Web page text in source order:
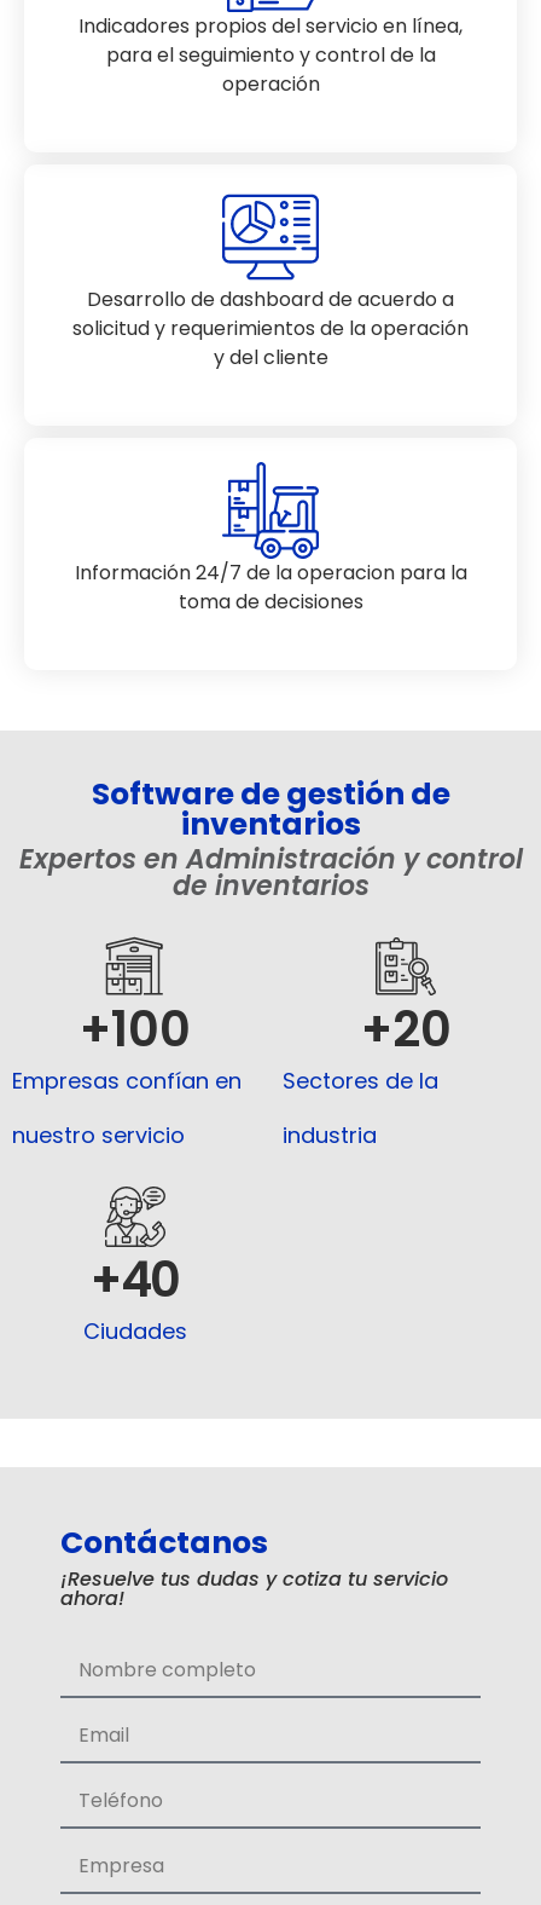
Indicadores propios del servicio en línea,
para el seguimiento y control de la
operación
Desarrollo de dashboard de acuerdo a
solicitud y requerimientos de la operación
y del cliente
Información 24/7 de la operacion para la
toma de decisiones
Software de gestión de
inventarios
Expertos en Administración y control
de inventarios
Empresas confían en
nuestro servicio
+100
Sectores de la
industria
+20
Ciudades
+40
Contáctanos
¡Resuelve tus dudas y cotiza tu servicio
ahora!